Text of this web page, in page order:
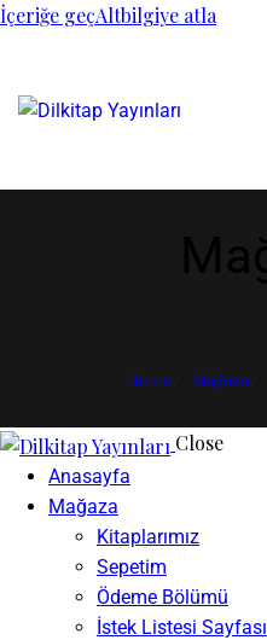
İçeriğe geçAltbilgiye atla
Home Mağaza
Close
Anasayfa
Mağaza
Kitaplarımız
Sepetim
Ödeme Bölümü
İstek Listesi Sayfası